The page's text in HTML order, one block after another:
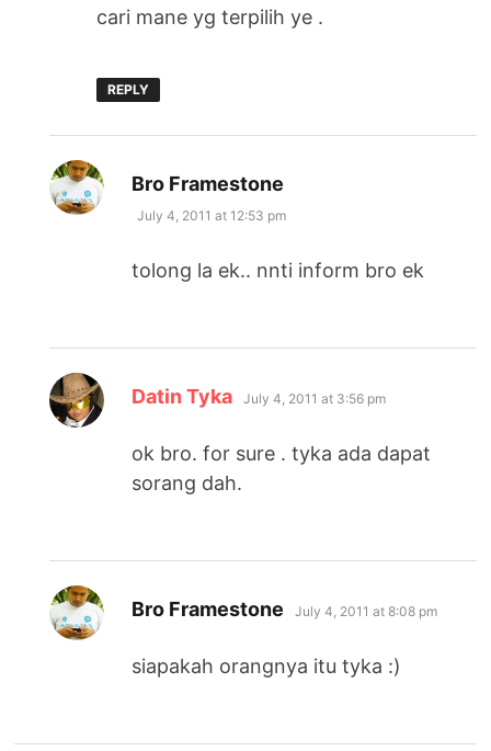
cari mane yg terpilih ye .
REPLY
Bro Framestone
July 4, 2011 at 12:53 pm
tolong la ek.. nnti inform bro ek
Datin Tyka says:
July 4, 2011 at 3:56 pm
ok bro. for sure . tyka ada dapat
sorang dah.
Bro Framestone says:
July 4, 2011 at 8:08 pm
siapakah orangnya itu tyka :)